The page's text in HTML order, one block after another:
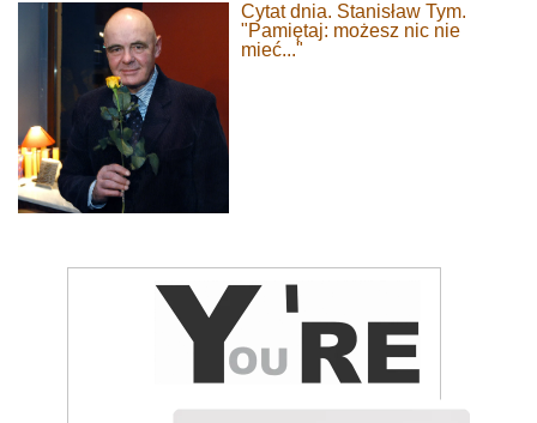
Cytat dnia. Stanisław Tym.
"Pamiętaj: możesz nic nie
mieć..."